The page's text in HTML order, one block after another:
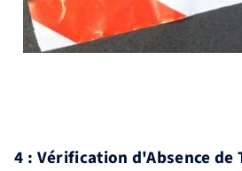
4 : Vérification d'Absence de